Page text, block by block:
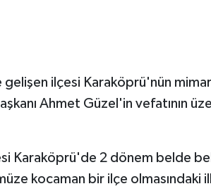
gelişen ilçesi Karaköprü'nün
Ahmet Güzel'in vefatının
Karaköprü'de 2 dönem belde
kocaman bir ilçe olmasındaki